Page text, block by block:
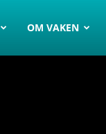
OM VAKEN